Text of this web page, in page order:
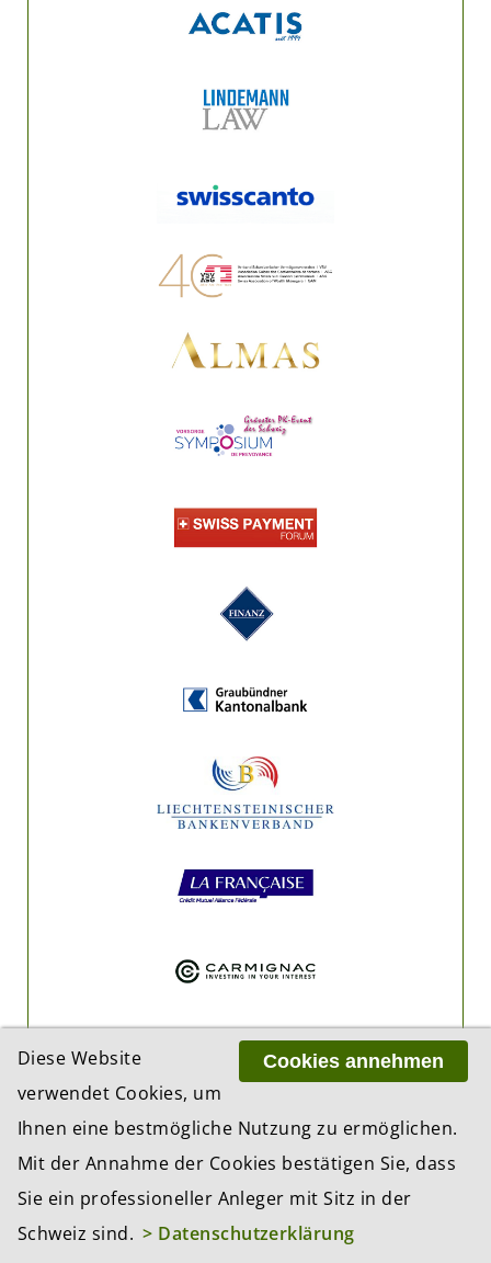
Cookies annehmen
Diese Website
verwendet Cookies, um
Ihnen eine bestmögliche Nutzung zu ermöglichen.
Mit der Annahme der Cookies bestätigen Sie, dass
Sie ein professioneller Anleger mit Sitz in der
Schweiz sind. > Datenschutzerklärung